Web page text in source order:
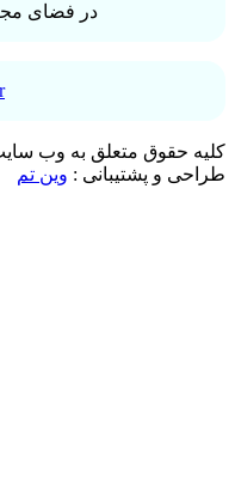
در فضای مجازی
حقوق متعلق به وب سایت
و پشتیبانی :وین تم